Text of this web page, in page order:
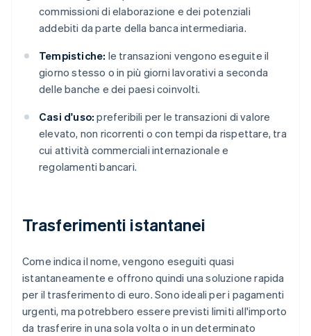
commissioni di elaborazione e dei potenziali
addebiti da parte della banca intermediaria.
Tempistiche: le transazioni vengono eseguite il
giorno stesso o in più giorni lavorativi a seconda
delle banche e dei paesi coinvolti.
Casi d'uso: preferibili per le transazioni di valore
elevato, non ricorrenti o con tempi da rispettare, tra
cui attività commerciali internazionale e
regolamenti bancari.
Trasferimenti istantanei
Come indica il nome, vengono eseguiti quasi
istantaneamente e offrono quindi una soluzione rapida
per il trasferimento di euro. Sono ideali per i pagamenti
urgenti, ma potrebbero essere previsti limiti all'importo
da trasferire in una sola volta o in un determinato